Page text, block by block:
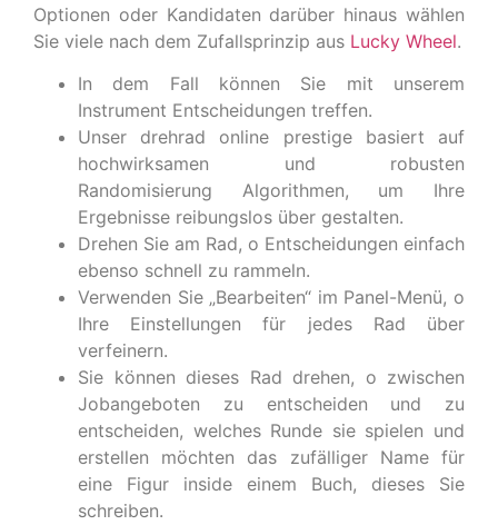
Optionen oder Kandidaten darüber hinaus wählen
Sie viele nach dem Zufallsprinzip aus Lucky Wheel.
In dem Fall können Sie mit unserem
Instrument Entscheidungen treffen.
Unser drehrad online prestige basiert auf
hochwirksamen und robusten
Randomisierung Algorithmen, um Ihre
Ergebnisse reibungslos über gestalten.
Drehen Sie am Rad, o Entscheidungen einfach
ebenso schnell zu rammeln.
Verwenden Sie „Bearbeiten“ im Panel-Menü, o
Ihre Einstellungen für jedes Rad über
verfeinern.
Sie können dieses Rad drehen, o zwischen
Jobangeboten zu entscheiden und zu
entscheiden, welches Runde sie spielen und
erstellen möchten das zufälliger Name für
eine Figur inside einem Buch, dieses Sie
schreiben.